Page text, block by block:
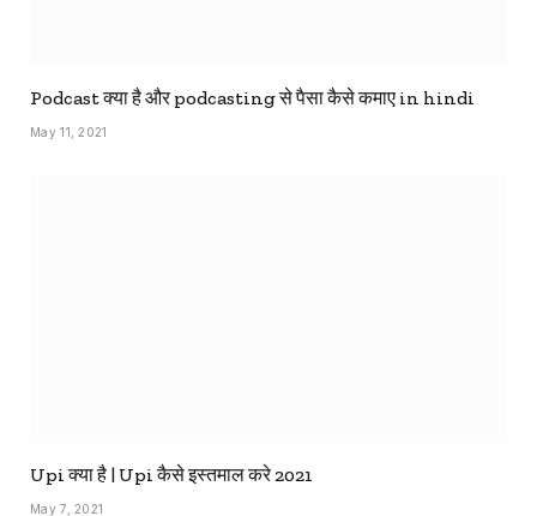
Podcast क्या है और podcasting से पैसा कैसे कमाए in hindi
May 11, 2021
Upi क्या है | Upi कैसे इस्तमाल करे 2021
May 7, 2021